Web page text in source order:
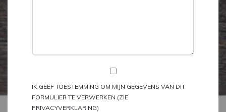
IK GEEF TOESTEMMING OM MIJN GEGEVENS VAN DIT
FORMULIER TE VERWERKEN (ZIE
PRIVACYVERKLARING)